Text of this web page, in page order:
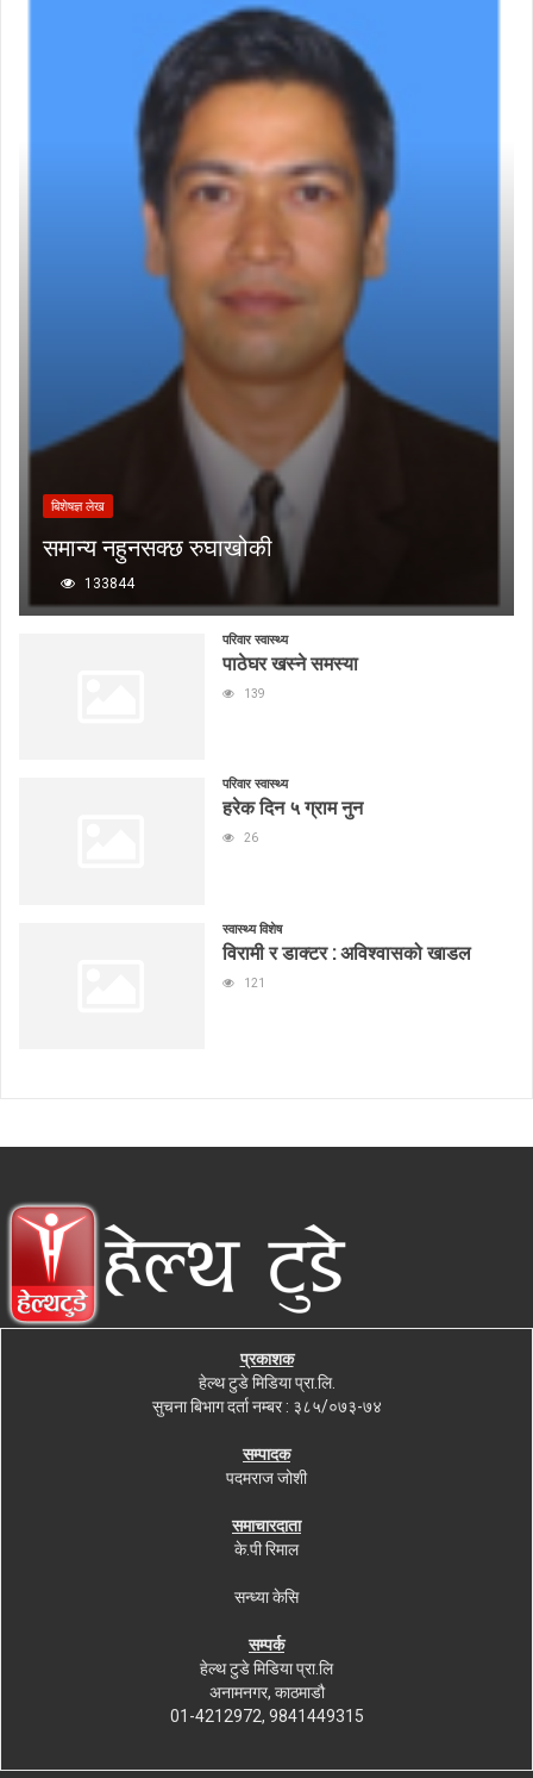
बिशेषज्ञ लेख
समान्य नहुनसक्छ रुघाखोकी
133844
परिवार स्वास्थ्य
पाठेघर खस्ने समस्या
139
परिवार स्वास्थ्य
हरेक दिन ५ ग्राम नुन
26
स्वास्थ्य विशेष
विरामी र डाक्टर : अविश्वासको खाडल
121
प्रकाशक
हेल्थ टुडे मिडिया प्रा.लि.
सुचना बिभाग दर्ता नम्बर : ३८५/०७३-७४
सम्पादक
पदमराज जोशी
समाचारदाता
के.पी रिमाल
सन्ध्या केसि
सम्पर्क
हेल्थ टुडे मिडिया प्रा.लि
अनामनगर, काठमाडौ
01-4212972, 9841449315